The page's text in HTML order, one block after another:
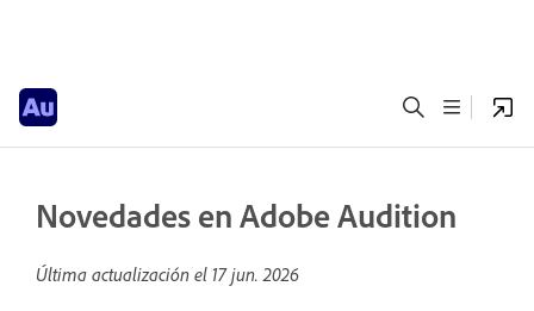
Novedades en Adobe Audition
Última actualización el 17 jun. 2026